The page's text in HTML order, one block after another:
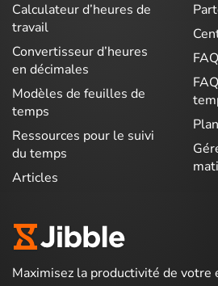
Calculateur d’heures de
travail
Convertisseur d’heures
en décimales
Modèles de feuilles de
temps
Ressources pour le suivi
du temps
Articles
Maximisez la productivité de votre